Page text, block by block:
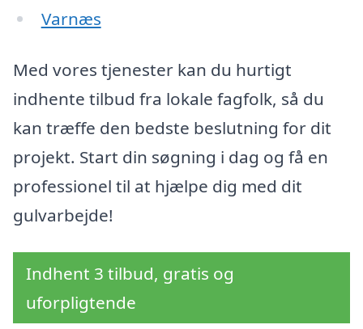
Varnæs
Med vores tjenester kan du hurtigt
indhente tilbud fra lokale fagfolk, så du
kan træffe den bedste beslutning for dit
projekt. Start din søgning i dag og få en
professionel til at hjælpe dig med dit
gulvarbejde!
Indhent 3 tilbud, gratis og
uforpligtende